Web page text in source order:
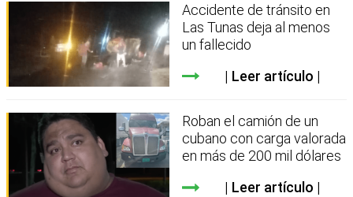
Accidente de tránsito en
Las Tunas deja al menos
un fallecido
Leer artículo
Roban el camión de un
cubano con carga valorada
en más de 200 mil dólares
Leer artículo